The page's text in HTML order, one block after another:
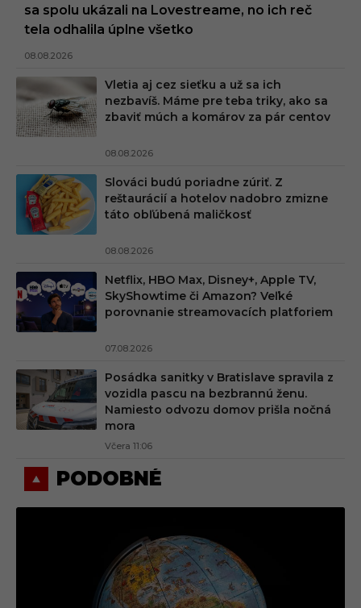
sa spolu ukázali na Lovestreame, no ich reč
tela odhalila úplne všetko
08.08.2026
Vletia aj cez sieťku a už sa ich
nezbavíš. Máme pre teba triky, ako sa
zbaviť múch a komárov za pár centov
08.08.2026
Slováci budú poriadne zúriť. Z
reštaurácií a hotelov nadobro zmizne
táto obľúbená maličkosť
08.08.2026
Netflix, HBO Max, Disney+, Apple TV,
SkyShowtime či Amazon? Veľké
porovnanie streamovacích platforiem
07.08.2026
Posádka sanitky v Bratislave spravila z
vozidla pascu na bezbrannú ženu.
Namiesto odvozu domov prišla nočná
mora
Včera 11:06
PODOBNÉ